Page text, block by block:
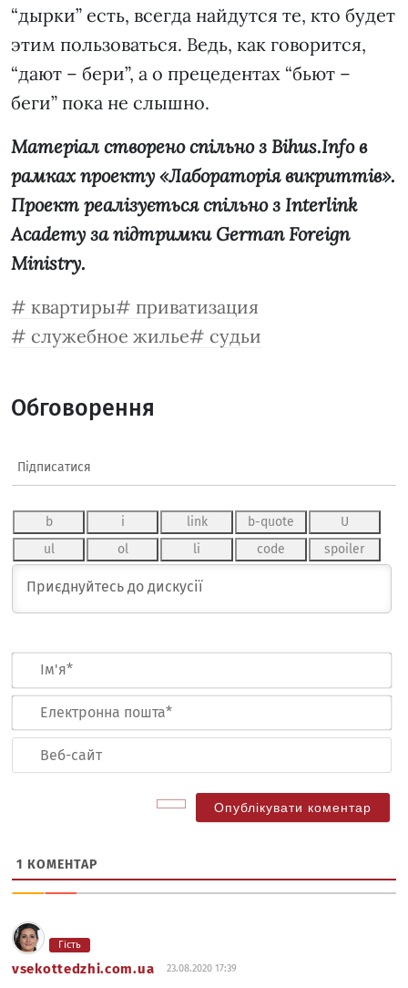
“дырки” есть, всегда найдутся те, кто будет
этим пользоваться. Ведь, как говорится,
“дают – бери”, а о прецедентах “бьют –
беги” пока не слышно.
Матеріал створено спільно з Bihus.Info в
рамках проекту «Лабораторія викриттів».
Проект реалізується спільно з Interlink
Academy за підтримки German Foreign
Ministry.
квартиры
приватизация
служебное жилье
судьи
Обговорення
Підписатися
1 КОМЕНТАР
Гість
vsekottedzhi.com.ua 23.08.2020 17:39